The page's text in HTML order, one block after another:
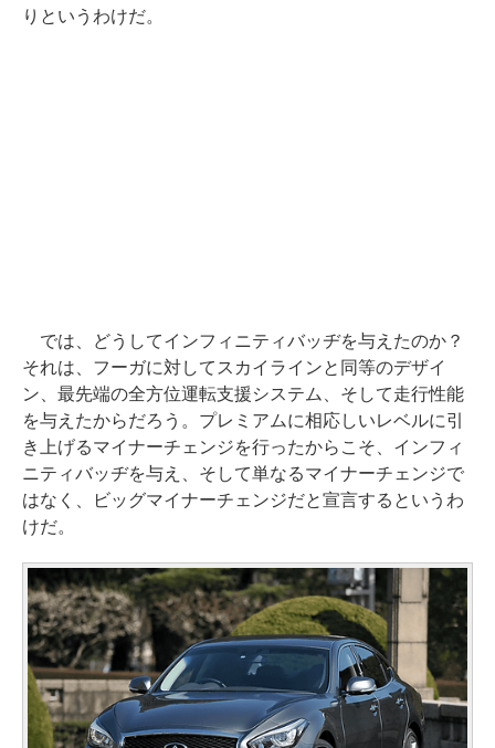
りというわけだ。
では、どうしてインフィニティバッヂを与えたのか？
それは、フーガに対してスカイラインと同等のデザイ
ン、最先端の全方位運転支援システム、そして走行性能
を与えたからだろう。プレミアムに相応しいレベルに引
き上げるマイナーチェンジを行ったからこそ、インフィ
ニティバッヂを与え、そして単なるマイナーチェンジで
はなく、ビッグマイナーチェンジだと宣言するというわ
けだ。